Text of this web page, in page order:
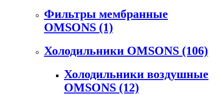
Фильтры мембранные
OMSONS (1)
Холодильники OMSONS (106)
Холодильники воздушные
OMSONS (12)